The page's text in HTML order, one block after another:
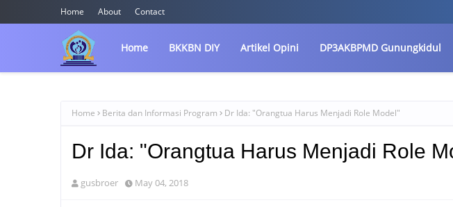
Home About Contact
Home BKKBN DIY Artikel Opini DP3AKBPMD Gunungkidul
Home Berita dan Informasi Program Dr Ida: "Orangtua Harus Menjadi Role Model"
Dr Ida: "Orangtua Harus Menjadi Role
gusbroer May 04, 2018